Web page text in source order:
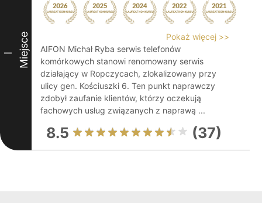
I Miejsce
Pokaż więcej >>
AIFON Michał Ryba serwis telefonów
komórkowych stanowi renomowany serwis
działający w Ropczycach, zlokalizowany przy
ulicy gen. Kościuszki 6. Ten punkt naprawczy
zdobył zaufanie klientów, którzy oczekują
fachowych usług związanych z naprawą ...
8.5 (37)